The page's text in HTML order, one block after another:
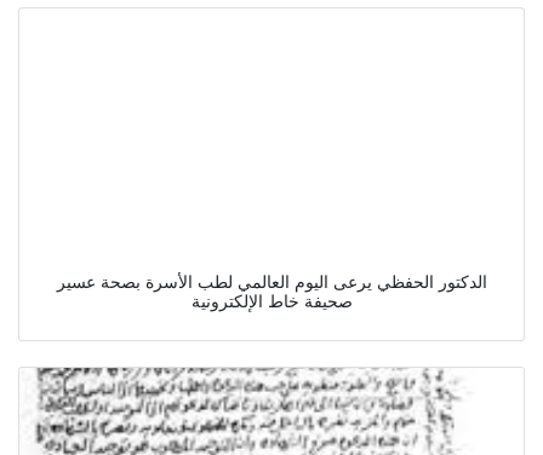
الدكتور الحفظي يرعى اليوم العالمي لطب الأسرة بصحة عسير
صحيفة خاط الإلكترونية